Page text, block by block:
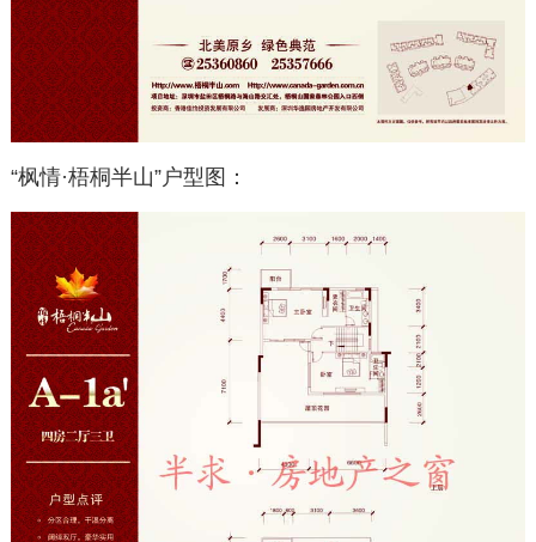
“枫情·梧桐半山”户型图：